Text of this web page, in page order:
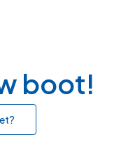
boot!